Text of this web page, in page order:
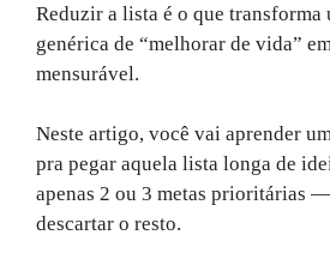
Reduzir a lista é o que transforma
genérica de “melhorar de vida”
mensurável.
Neste artigo, você vai aprender
pra pegar aquela lista longa de
apenas 2 ou 3 metas prioritárias
descartar o resto.